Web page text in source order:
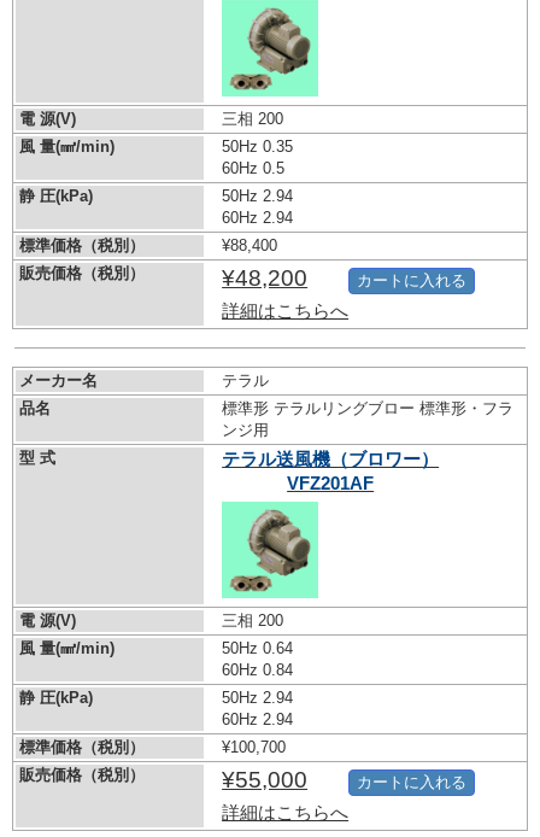
電 源(V)
三相 200
風 量(㎣/min)
50Hz 0.35
60Hz 0.5
静 圧(kPa)
50Hz 2.94
60Hz 2.94
標準価格（税別）
¥88,400
販売価格（税別）
¥48,200
詳細はこちらへ
カートに入れる
メーカー名
テラル
品名
標準形 テラルリングブロー 標準形・フラ
ンジ用
型 式
テラル送風機（ブロワー）
VFZ201AF
電 源(V)
三相 200
風 量(㎣/min)
50Hz 0.64
60Hz 0.84
静 圧(kPa)
50Hz 2.94
60Hz 2.94
標準価格（税別）
¥100,700
販売価格（税別）
¥55,000
詳細はこちらへ
カートに入れる